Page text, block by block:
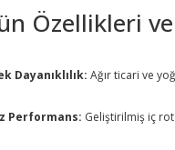
Özellikleri
Dayanıklılık: Ağır ticari ve
Performans: Geliştirilmiş iç